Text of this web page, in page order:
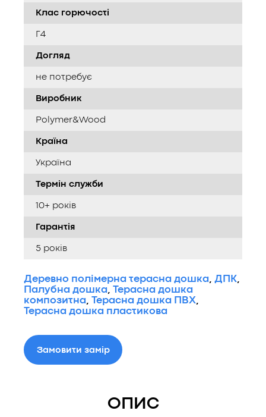
Клас горючості
Г4
Догляд
не потребує
Виробник
Polymer&Wood
Країна
Україна
Термін служби
10+ років
Гарантія
5 років
Деревно полімерна терасна дошка ДПК
Палубна дошка
Терасна дошка
композитна
Терасна дошка ПВХ
Терасна дошка пластикова
Замовити замір
ОПИС